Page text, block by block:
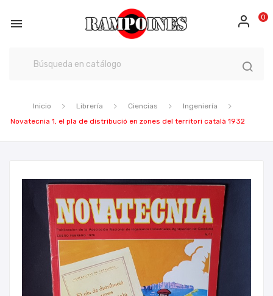
 0
Inicio Librería Ciencias
Ingeniería
Novatecnia 1, el pla de distribució en zones del territori català 1932